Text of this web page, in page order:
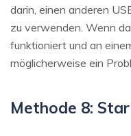
darin, einen anderen
zu verwenden. Wenn
funktioniert und an
möglicherweise ein
Methode 8: